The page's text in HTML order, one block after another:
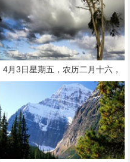
4月3日星期五，农历二月十六，
工作愉快，平安喜乐